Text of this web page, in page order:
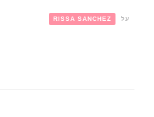
על RISSA SANCHEZ